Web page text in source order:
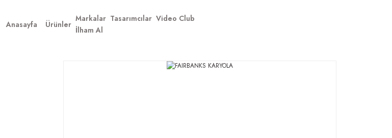
Anasayfa
Ürünler
Markalar Tasarımcılar Video Club
İlham Al